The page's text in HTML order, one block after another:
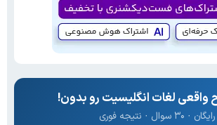
لغات انگلیسیت رو بدون!
· نتیجه فوری